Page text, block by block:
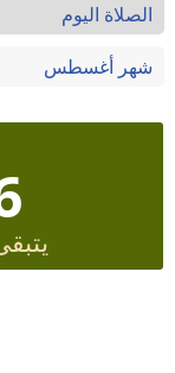
الصلاة اليوم
شهر أغسطس